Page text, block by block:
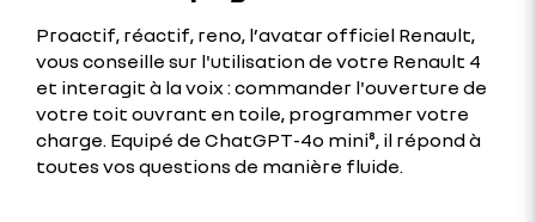
Proactif, réactif, reno, l’avatar officiel Renault,
vous conseille sur l'utilisation de votre Renault 4
et interagit à la voix : commander l'ouverture de
votre toit ouvrant en toile, programmer votre
charge. Equipé de ChatGPT-4o mini⁸, il répond à
toutes vos questions de manière fluide.